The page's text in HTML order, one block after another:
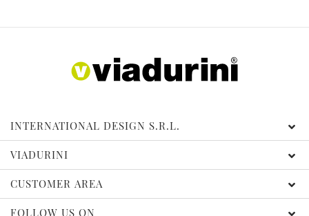
INTERNATIONAL DESIGN S.R.L.
VIADURINI
CUSTOMER AREA
FOLLOW US ON